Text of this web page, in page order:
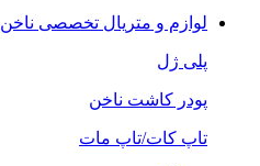
لوازم و متریال تخصصی ناخن
پلی ژل
پودر کاشت ناخن
تاپ کات/تاپ مات